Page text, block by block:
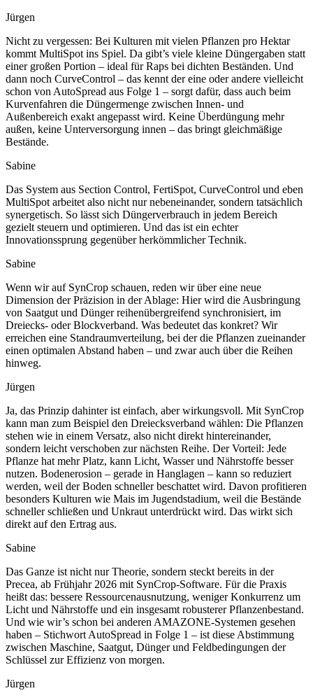
Jürgen
Nicht zu vergessen: Bei Kulturen mit vielen Pflanzen pro Hektar
kommt MultiSpot ins Spiel. Da gibt’s viele kleine Düngergaben statt
einer großen Portion – ideal für Raps bei dichten Beständen. Und
dann noch CurveControl – das kennt der eine oder andere vielleicht
schon von AutoSpread aus Folge 1 – sorgt dafür, dass auch beim
Kurvenfahren die Düngermenge zwischen Innen- und
Außenbereich exakt angepasst wird. Keine Überdüngung mehr
außen, keine Unterversorgung innen – das bringt gleichmäßige
Bestände.
Sabine
Das System aus Section Control, FertiSpot, CurveControl und eben
MultiSpot arbeitet also nicht nur nebeneinander, sondern tatsächlich
synergetisch. So lässt sich Düngerverbrauch in jedem Bereich
gezielt steuern und optimieren. Und das ist ein echter
Innovationssprung gegenüber herkömmlicher Technik.
Sabine
Wenn wir auf SynCrop schauen, reden wir über eine neue
Dimension der Präzision in der Ablage: Hier wird die Ausbringung
von Saatgut und Dünger reihenübergreifend synchronisiert, im
Dreiecks- oder Blockverband. Was bedeutet das konkret? Wir
erreichen eine Standraumverteilung, bei der die Pflanzen zueinander
einen optimalen Abstand haben – und zwar auch über die Reihen
hinweg.
Jürgen
Ja, das Prinzip dahinter ist einfach, aber wirkungsvoll. Mit SynCrop
kann man zum Beispiel den Dreiecksverband wählen: Die Pflanzen
stehen wie in einem Versatz, also nicht direkt hintereinander,
sondern leicht verschoben zur nächsten Reihe. Der Vorteil: Jede
Pflanze hat mehr Platz, kann Licht, Wasser und Nährstoffe besser
nutzen. Bodenerosion – gerade in Hanglagen – kann so reduziert
werden, weil der Boden schneller beschattet wird. Davon profitieren
besonders Kulturen wie Mais im Jugendstadium, weil die Bestände
schneller schließen und Unkraut unterdrückt wird. Das wirkt sich
direkt auf den Ertrag aus.
Sabine
Das Ganze ist nicht nur Theorie, sondern steckt bereits in der
Precea, ab Frühjahr 2026 mit SynCrop-Software. Für die Praxis
heißt das: bessere Ressourcenausnutzung, weniger Konkurrenz um
Licht und Nährstoffe und ein insgesamt robusterer Pflanzenbestand.
Und wie wir’s schon bei anderen AMAZONE-Systemen gesehen
haben – Stichwort AutoSpread in Folge 1 – ist diese Abstimmung
zwischen Maschine, Saatgut, Dünger und Feldbedingungen der
Schlüssel zur Effizienz von morgen.
Jürgen